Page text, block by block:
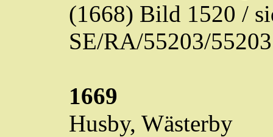
(1668) Bild 1520 /
SE/RA/55203/
1669
Husby, Wästerby